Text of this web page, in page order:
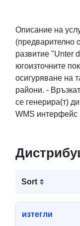
Описание на
(предварително
развитие "Unter
югоизточните
осигуряване на
райони. -
се генерира(т)
WMS интерфейс
Sort
изтегли